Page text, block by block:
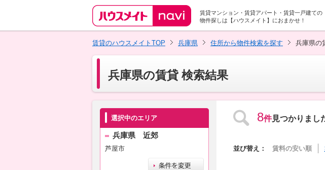
賃貸マンション・賃貸アパート・賃貸一戸建ての
物件探しは【ハウスメイト】におまかせ！
賃貸のハウスメイトTOP
兵庫県 住所から物件検索を探す 兵庫県の
兵庫県の賃貸 検索結果
選択中のエリア
兵庫県 近郊
芦屋市
8件見つかりまし
並び替え： 賃料の安い順